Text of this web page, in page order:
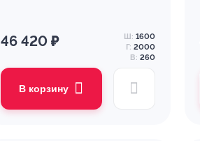
46 420 ₽ Ш: 1600
Г: 2000
В: 260
В корзину